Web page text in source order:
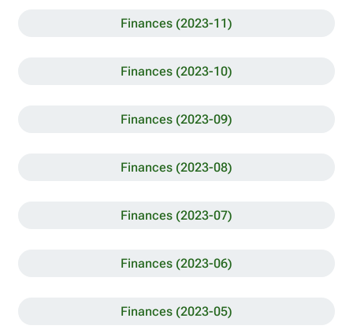
Finances (2023-11)
Finances (2023-10)
Finances (2023-09)
Finances (2023-08)
Finances (2023-07)
Finances (2023-06)
Finances (2023-05)